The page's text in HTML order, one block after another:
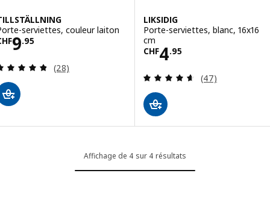
serviettes, couleur laiton
9.95
CHF 9.95
Révision: 4.8 hors de 5 étoiles. Nombre total de
(28)
LIKSIDIG
Porte-serviettes, blanc, 16x16
cm
CHF4.95
Prix CHF 4.95
Révision: 4.6
(47)
Affichage de 4 sur 4 résultats